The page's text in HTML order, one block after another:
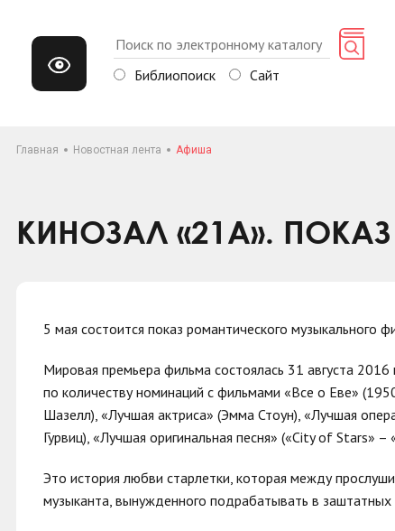
Библиопоиск Сайт
Главная Новостная лента Афиша
КИНОЗАЛ «21А».
5 мая состоится показ романтического
Мировая премьера фильма состоялась 31 августа
по количеству номинаций с фильмами «Все о Еве»
Шазелл), «Лучшая актриса» (Эмма Стоун), «Лучшая
Гурвиц), «Лучшая оригинальная песня» («City of Stars» –
Это история любви старлетки, которая между
музыканта, вынужденного подрабатывать в